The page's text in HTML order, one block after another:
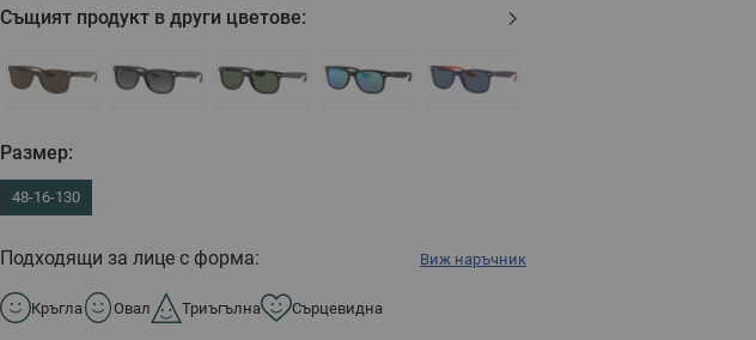
Същият продукт в други цветове:
Размер:
48-16-130
Подходящи за лице с форма: Виж наръчник
Кръгла Овал Триъгълна Сърцевидна